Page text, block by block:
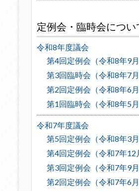
定例会・臨時会につい
令和8年度議会
第4回定例会（令和8年9月
第3回臨時会（令和8年7月
第2回定例会（令和8年6月
第1回臨時会（令和8年5月
令和7年度議会
第5回定例会（令和8年3月
第4回定例会（令和7年12
第3回定例会（令和7年9月
第2回定例会（令和7年6月